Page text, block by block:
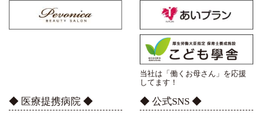
当社は「働くお母さん」を応援
してます！
◆ 医療提携病院 ◆ ◆ 公式SNS ◆